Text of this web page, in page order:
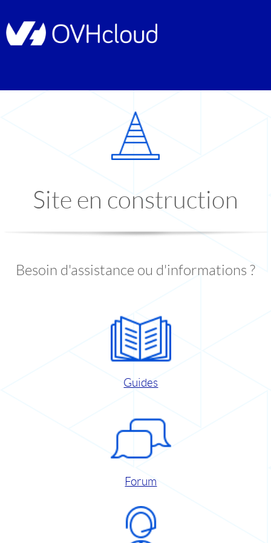
Site en construction
Besoin d'assistance ou d'informations ?
Guides
Forum